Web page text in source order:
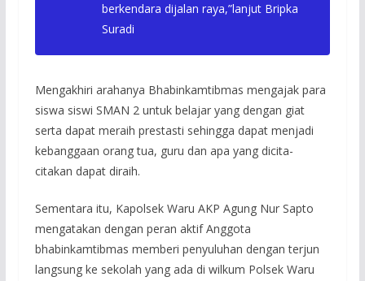
berkendara dijalan raya,”lanjut Bripka
Suradi
Mengakhiri arahanya Bhabinkamtibmas mengajak para
siswa siswi SMAN 2 untuk belajar yang dengan giat
serta dapat meraih prestasti sehingga dapat menjadi
kebanggaan orang tua, guru dan apa yang dicita-
citakan dapat diraih.
Sementara itu, Kapolsek Waru AKP Agung Nur Sapto
mengatakan dengan peran aktif Anggota
bhabinkamtibmas memberi penyuluhan dengan terjun
langsung ke sekolah yang ada di wilkum Polsek Waru